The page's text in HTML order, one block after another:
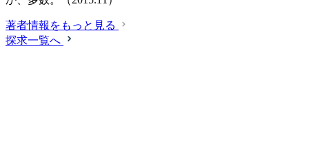
著者情報をもっと見る
探求一覧へ